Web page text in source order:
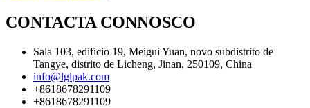
CONTACTA CONNOSCO
Sala 103, edificio 19, Meigui Yuan, novo subdistrito de
Tangye, distrito de Licheng, Jinan, 250109, China
info@lglpak.com
+8618678291109
+8618678291109